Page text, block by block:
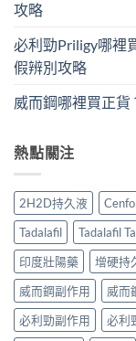
攻略
必利勁Priligy哪裡
假辨別攻略
威而鋼哪裡買正
熱點關注
2H2D持久液
Tadalafil
Tadalafil
印度壯陽藥
增硬持
威而鋼副作用
威而
必利勁副作用
必利